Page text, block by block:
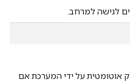
על ידי המערכת אם